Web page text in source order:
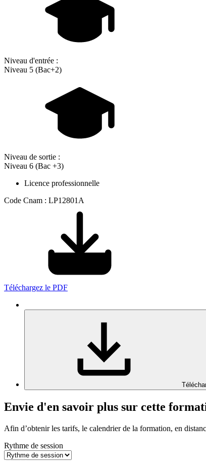
Niveau d'entrée :
Niveau 5 (Bac+2)
Niveau de sortie :
Niveau 6 (Bac +3)
Licence professionnelle
Code Cnam : LP12801A
Téléchargez le PDF
Envie d'en savoir plus sur cette
Afin d’obtenir les tarifs, le calendrier de la formation, en
Rythme de session